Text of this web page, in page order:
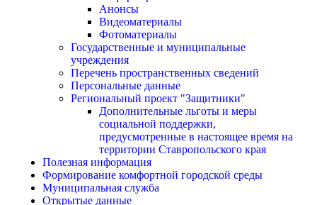
Анонсы
Видеоматериалы
Фотоматериалы
Государственные и муниципальные
учреждения
Перечень пространственных сведений
Персональные данные
Региональный проект "Защитники"
Дополнительные льготы и меры
социальной поддержки,
предусмотренные в настоящее время на
территории Ставропольского края
Полезная информация
Формирование комфортной городской среды
Муниципальная служба
Открытые данные